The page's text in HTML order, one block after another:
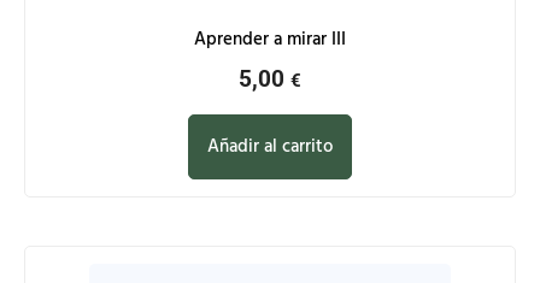
Aprender a mirar III
5,00 €
Añadir al carrito